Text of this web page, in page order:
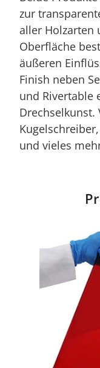
zur
aller Holzarten
Oberfläche
äußeren
Finish neben
und Rivertable
Drechselkunst.
und vieles